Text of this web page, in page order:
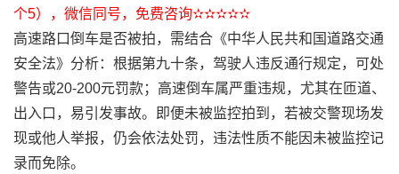
个5），微信同号，免费咨询✫✫✫✫✫
高速路口倒车是否被拍，需结合《中华人民共和国道路交通
安全法》分析：根据第九十条，驾驶人违反通行规定，可处
警告或20-200元罚款；高速倒车属严重违规，尤其在匝道、
出入口，易引发事故。即便未被监控拍到，若被交警现场发
现或他人举报，仍会依法处罚，违法性质不能因未被监控记
录而免除。